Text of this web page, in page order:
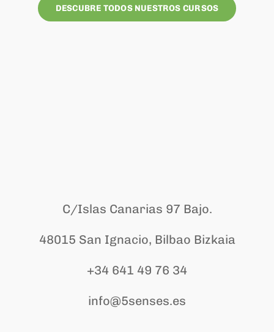
DESCUBRE TODOS NUESTROS CURSOS
C/Islas Canarias 97 Bajo.
48015 San Ignacio, Bilbao Bizkaia
+34 641 49 76 34
info@5senses.es